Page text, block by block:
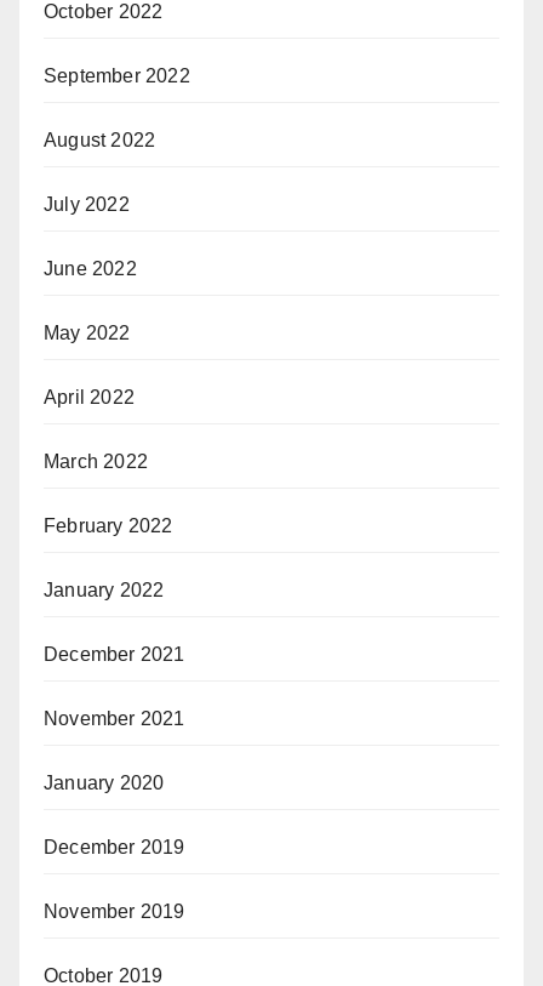
October 2022
September 2022
August 2022
July 2022
June 2022
May 2022
April 2022
March 2022
February 2022
January 2022
December 2021
November 2021
January 2020
December 2019
November 2019
October 2019